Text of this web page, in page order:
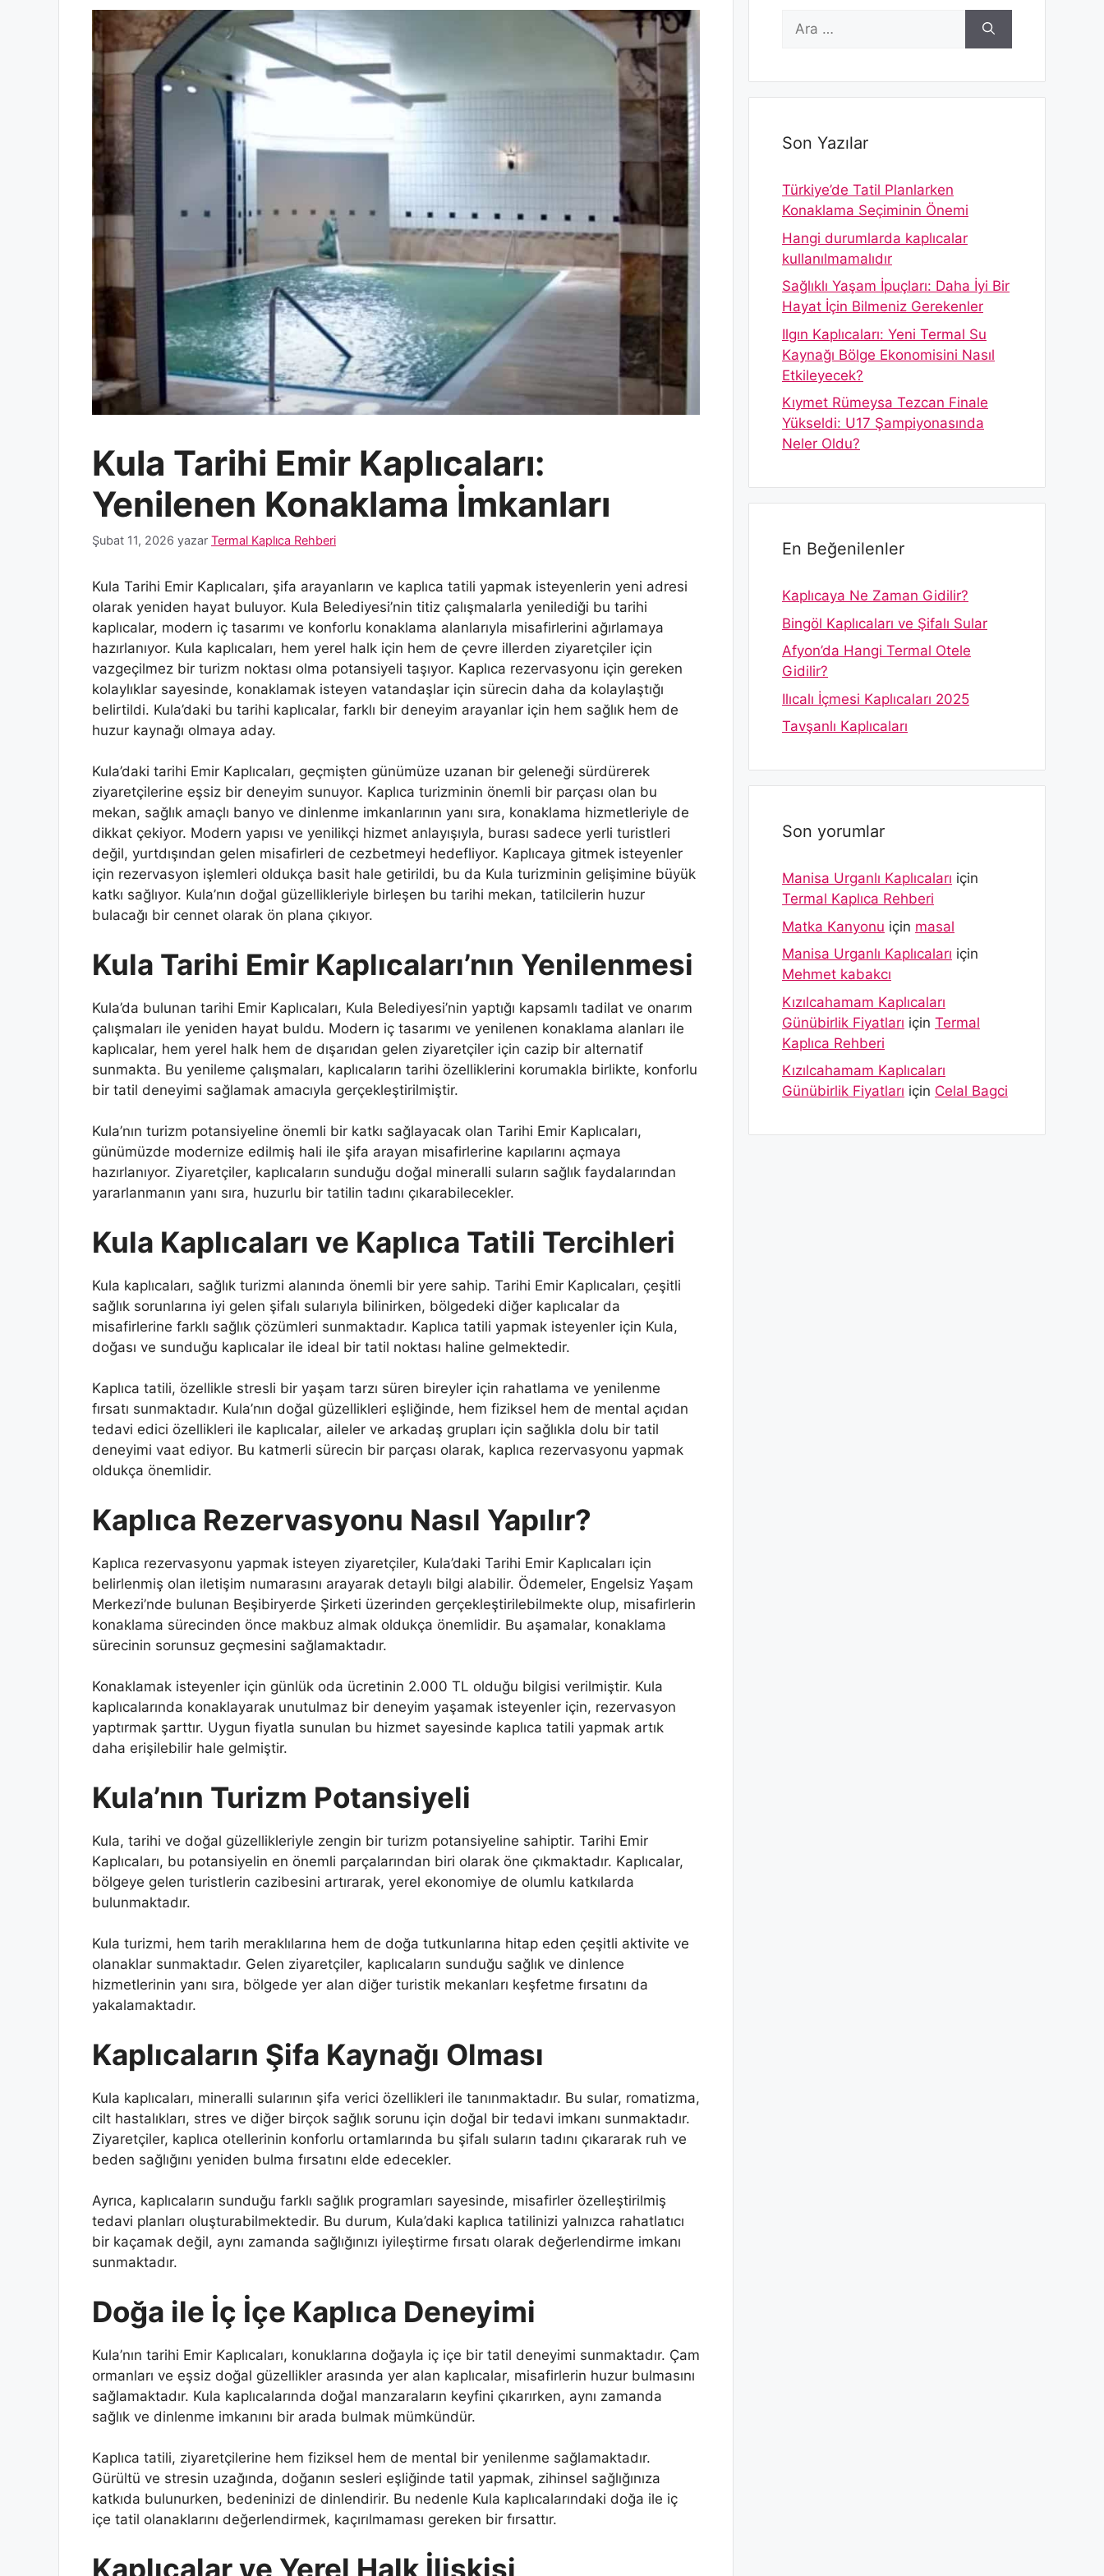
Kula Tarihi Emir Kaplıcaları:
Yenilenen Konaklama İmkanları
Şubat 11, 2026 yazar Termal Kaplıca Rehberi
Kula Tarihi Emir Kaplıcaları, şifa arayanların ve kaplıca tatili yapmak isteyenlerin yeni adresi
olarak yeniden hayat buluyor. Kula Belediyesi’nin titiz çalışmalarla yenilediği bu tarihi
kaplıcalar, modern iç tasarımı ve konforlu konaklama alanlarıyla misafirlerini ağırlamaya
hazırlanıyor. Kula kaplıcaları, hem yerel halk için hem de çevre illerden ziyaretçiler için
vazgeçilmez bir turizm noktası olma potansiyeli taşıyor. Kaplıca rezervasyonu için gereken
kolaylıklar sayesinde, konaklamak isteyen vatandaşlar için sürecin daha da kolaylaştığı
belirtildi. Kula’daki bu tarihi kaplıcalar, farklı bir deneyim arayanlar için hem sağlık hem de
huzur kaynağı olmaya aday.
Kula’daki tarihi Emir Kaplıcaları, geçmişten günümüze uzanan bir geleneği sürdürerek
ziyaretçilerine eşsiz bir deneyim sunuyor. Kaplıca turizminin önemli bir parçası olan bu
mekan, sağlık amaçlı banyo ve dinlenme imkanlarının yanı sıra, konaklama hizmetleriyle de
dikkat çekiyor. Modern yapısı ve yenilikçi hizmet anlayışıyla, burası sadece yerli turistleri
değil, yurtdışından gelen misafirleri de cezbetmeyi hedefliyor. Kaplıcaya gitmek isteyenler
için rezervasyon işlemleri oldukça basit hale getirildi, bu da Kula turizminin gelişimine büyük
katkı sağlıyor. Kula’nın doğal güzellikleriyle birleşen bu tarihi mekan, tatilcilerin huzur
bulacağı bir cennet olarak ön plana çıkıyor.
Kula Tarihi Emir Kaplıcaları’nın Yenilenmesi
Kula’da bulunan tarihi Emir Kaplıcaları, Kula Belediyesi’nin yaptığı kapsamlı tadilat ve onarım
çalışmaları ile yeniden hayat buldu. Modern iç tasarımı ve yenilenen konaklama alanları ile
kaplıcalar, hem yerel halk hem de dışarıdan gelen ziyaretçiler için cazip bir alternatif
sunmakta. Bu yenileme çalışmaları, kaplıcaların tarihi özelliklerini korumakla birlikte, konforlu
bir tatil deneyimi sağlamak amacıyla gerçekleştirilmiştir.
Kula’nın turizm potansiyeline önemli bir katkı sağlayacak olan Tarihi Emir Kaplıcaları,
günümüzde modernize edilmiş hali ile şifa arayan misafirlerine kapılarını açmaya
hazırlanıyor. Ziyaretçiler, kaplıcaların sunduğu doğal mineralli suların sağlık faydalarından
yararlanmanın yanı sıra, huzurlu bir tatilin tadını çıkarabilecekler.
Kula Kaplıcaları ve Kaplıca Tatili Tercihleri
Kula kaplıcaları, sağlık turizmi alanında önemli bir yere sahip. Tarihi Emir Kaplıcaları, çeşitli
sağlık sorunlarına iyi gelen şifalı sularıyla bilinirken, bölgedeki diğer kaplıcalar da
misafirlerine farklı sağlık çözümleri sunmaktadır. Kaplıca tatili yapmak isteyenler için Kula,
doğası ve sunduğu kaplıcalar ile ideal bir tatil noktası haline gelmektedir.
Kaplıca tatili, özellikle stresli bir yaşam tarzı süren bireyler için rahatlama ve yenilenme
fırsatı sunmaktadır. Kula’nın doğal güzellikleri eşliğinde, hem fiziksel hem de mental açıdan
tedavi edici özellikleri ile kaplıcalar, aileler ve arkadaş grupları için sağlıkla dolu bir tatil
deneyimi vaat ediyor. Bu katmerli sürecin bir parçası olarak, kaplıca rezervasyonu yapmak
oldukça önemlidir.
Kaplıca Rezervasyonu Nasıl Yapılır?
Kaplıca rezervasyonu yapmak isteyen ziyaretçiler, Kula’daki Tarihi Emir Kaplıcaları için
belirlenmiş olan iletişim numarasını arayarak detaylı bilgi alabilir. Ödemeler, Engelsiz Yaşam
Merkezi’nde bulunan Beşibiryerde Şirketi üzerinden gerçekleştirilebilmekte olup, misafirlerin
konaklama sürecinden önce makbuz almak oldukça önemlidir. Bu aşamalar, konaklama
sürecinin sorunsuz geçmesini sağlamaktadır.
Konaklamak isteyenler için günlük oda ücretinin 2.000 TL olduğu bilgisi verilmiştir. Kula
kaplıcalarında konaklayarak unutulmaz bir deneyim yaşamak isteyenler için, rezervasyon
yaptırmak şarttır. Uygun fiyatla sunulan bu hizmet sayesinde kaplıca tatili yapmak artık
daha erişilebilir hale gelmiştir.
Kula’nın Turizm Potansiyeli
Kula, tarihi ve doğal güzellikleriyle zengin bir turizm potansiyeline sahiptir. Tarihi Emir
Kaplıcaları, bu potansiyelin en önemli parçalarından biri olarak öne çıkmaktadır. Kaplıcalar,
bölgeye gelen turistlerin cazibesini artırarak, yerel ekonomiye de olumlu katkılarda
bulunmaktadır.
Kula turizmi, hem tarih meraklılarına hem de doğa tutkunlarına hitap eden çeşitli aktivite ve
olanaklar sunmaktadır. Gelen ziyaretçiler, kaplıcaların sunduğu sağlık ve dinlence
hizmetlerinin yanı sıra, bölgede yer alan diğer turistik mekanları keşfetme fırsatını da
yakalamaktadır.
Kaplıcaların Şifa Kaynağı Olması
Kula kaplıcaları, mineralli sularının şifa verici özellikleri ile tanınmaktadır. Bu sular, romatizma,
cilt hastalıkları, stres ve diğer birçok sağlık sorunu için doğal bir tedavi imkanı sunmaktadır.
Ziyaretçiler, kaplıca otellerinin konforlu ortamlarında bu şifalı suların tadını çıkararak ruh ve
beden sağlığını yeniden bulma fırsatını elde edecekler.
Ayrıca, kaplıcaların sunduğu farklı sağlık programları sayesinde, misafirler özelleştirilmiş
tedavi planları oluşturabilmektedir. Bu durum, Kula’daki kaplıca tatilinizi yalnızca rahatlatıcı
bir kaçamak değil, aynı zamanda sağlığınızı iyileştirme fırsatı olarak değerlendirme imkanı
sunmaktadır.
Doğa ile İç İçe Kaplıca Deneyimi
Kula’nın tarihi Emir Kaplıcaları, konuklarına doğayla iç içe bir tatil deneyimi sunmaktadır. Çam
ormanları ve eşsiz doğal güzellikler arasında yer alan kaplıcalar, misafirlerin huzur bulmasını
sağlamaktadır. Kula kaplıcalarında doğal manzaraların keyfini çıkarırken, aynı zamanda
sağlık ve dinlenme imkanını bir arada bulmak mümkündür.
Kaplıca tatili, ziyaretçilerine hem fiziksel hem de mental bir yenilenme sağlamaktadır.
Gürültü ve stresin uzağında, doğanın sesleri eşliğinde tatil yapmak, zihinsel sağlığınıza
katkıda bulunurken, bedeninizi de dinlendirir. Bu nedenle Kula kaplıcalarındaki doğa ile iç
içe tatil olanaklarını değerlendirmek, kaçırılmaması gereken bir fırsattır.
Kaplıcalar ve Yerel Halk İlişkisi
için
Son Yazılar
Türkiye’de Tatil Planlarken
Konaklama Seçiminin Önemi
Hangi durumlarda kaplıcalar
kullanılmamalıdır
Sağlıklı Yaşam İpuçları: Daha İyi Bir
Hayat İçin Bilmeniz Gerekenler
Ilgın Kaplıcaları: Yeni Termal Su
Kaynağı Bölge Ekonomisini Nasıl
Etkileyecek?
Kıymet Rümeysa Tezcan Finale
Yükseldi: U17 Şampiyonasında
Neler Oldu?
En Beğenilenler
Kaplıcaya Ne Zaman Gidilir?
Bingöl Kaplıcaları ve Şifalı Sular
Afyon’da Hangi Termal Otele
Gidilir?
Ilıcalı İçmesi Kaplıcaları 2025
Tavşanlı Kaplıcaları
Son yorumlar
Manisa Urganlı Kaplıcaları için
Termal Kaplıca Rehberi
Matka Kanyonu için masal
Manisa Urganlı Kaplıcaları için
Mehmet kabakcı
Kızılcahamam Kaplıcaları
Günübirlik Fiyatları için Termal
Kaplıca Rehberi
Kızılcahamam Kaplıcaları
Günübirlik Fiyatları için Celal Bagci